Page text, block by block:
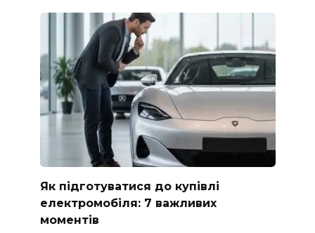
Як підготуватися до купівлі
електромобіля: 7 важливих
моментів